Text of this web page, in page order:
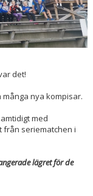
det!
nya kompisar.
med
från seriematchen i
lägret för de